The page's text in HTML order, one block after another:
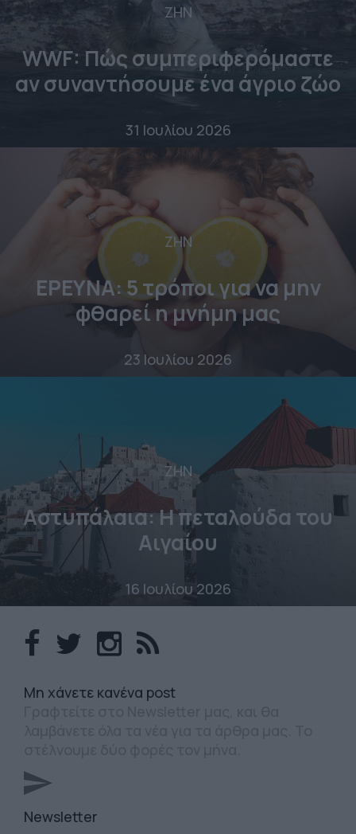
ΖΗΝ
WWF: Πώς συμπεριφερόμαστε
αν συναντήσουμε ένα άγριο ζώο
31 Ιουλίου 2026
ΖΗΝ
ΕΡΕΥΝΑ: 5 τρόποι για να μην
φθαρεί η μνήμη μας
23 Ιουλίου 2026
ΖΗΝ
Αστυπάλαια: Η πεταλούδα του
Αιγαίου
16 Ιουλίου 2026
Mη χάνετε κανένα post
Newsletter